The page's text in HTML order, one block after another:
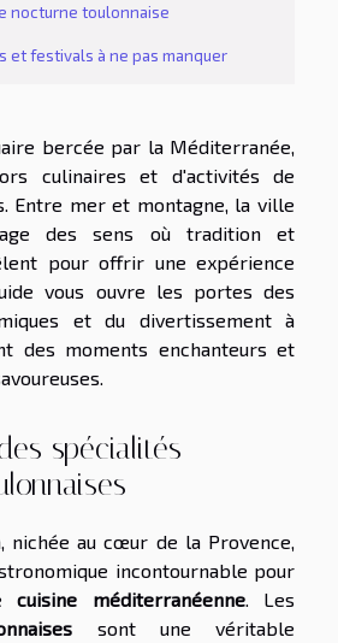
nocturne toulonnaise
et festivals à ne pas manquer
bercée par la Méditerranée,
culinaires et d'activités de
Entre mer et montagne, la ville
des sens où tradition et
pour offrir une expérience
vous ouvre les portes des
et du divertissement à
des moments enchanteurs et
spécialités
nichée au cœur de la Provence,
incontournable pour
cuisine méditerranéenne. Les
sont une véritable